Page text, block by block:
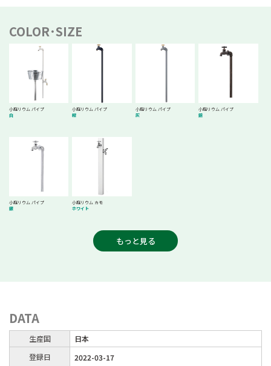
COLOR･SIZE
小庭リウム パイプ
白
小庭リウム パイプ
紺
小庭リウム パイプ
灰
小庭リウム パイプ
銅
小庭リウム パイプ
銀
小庭リウム カモ
ホワイト
もっと見る
DATA
生産国
日本
登録日
2022-03-17